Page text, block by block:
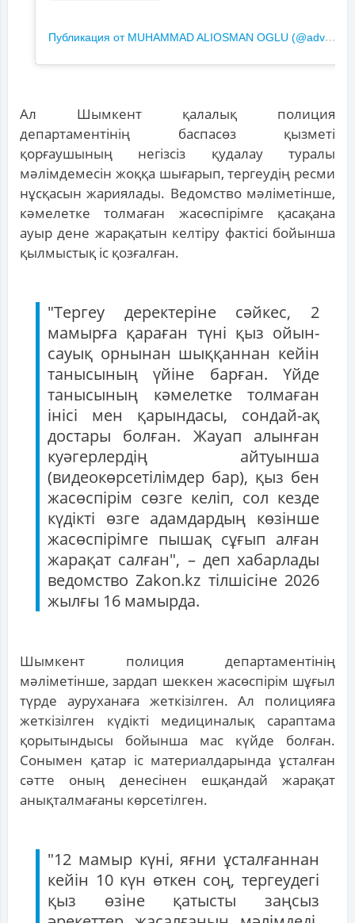
П
убликация от MUHAMMAD ALIOSMAN OGLU (@advokat.v.zakone)
Ал Шымкент қалалық полиция
департаментінің баспасөз қызметі
қорғаушының негізсіз қудалау туралы
мәлімдемесін жоққа шығарып, тергеудің ресми
нұсқасын жариялады. Ведомство мәліметінше,
кәмелетке толмаған жасөспірімге қасақана
ауыр дене жарақатын келтіру фактісі бойынша
қылмыстық іс қозғалған.
"Тергеу деректеріне сәйкес, 2
мамырға қараған түні қыз ойын-
сауық орнынан шыққаннан кейін
танысының үйіне барған. Үйде
танысының кәмелетке толмаған
інісі мен қарындасы, сондай-ақ
достары болған. Жауап алынған
куәгерлердің айтуынша
(видеокөрсетілімдер бар), қыз бен
жасөспірім сөзге келіп, сол кезде
күдікті өзге адамдардың көзінше
жасөспірімге пышақ сұғып алған
жарақат салған", – деп хабарлады
ведомство Zakon.kz тілшісіне 2026
жылғы 16 мамырда.
Шымкент полиция департаментінің
мәліметінше, зардап шеккен жасөспірім шұғыл
түрде ауруханаға жеткізілген. Ал полицияға
жеткізілген күдікті медициналық сараптама
қорытындысы бойынша мас күйде болған.
Сонымен қатар іс материалдарында ұсталған
сәтте оның денесінен ешқандай жарақат
анықталмағаны көрсетілген.
"12 мамыр күні, яғни ұсталғаннан
кейін 10 күн өткен соң, тергеудегі
қыз өзіне қатысты заңсыз